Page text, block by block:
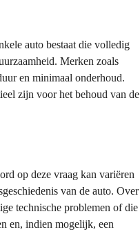
auto bestaat die volledig
Merken zoals
en minimaal onderhoud.
zijn voor het behoud van de
op deze vraag kan variëren
van de auto. Over
technische problemen of die
en, indien mogelijk, een